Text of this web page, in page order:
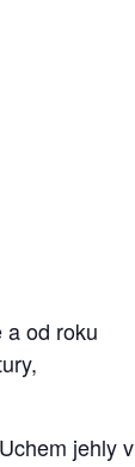
od roku
jehly v